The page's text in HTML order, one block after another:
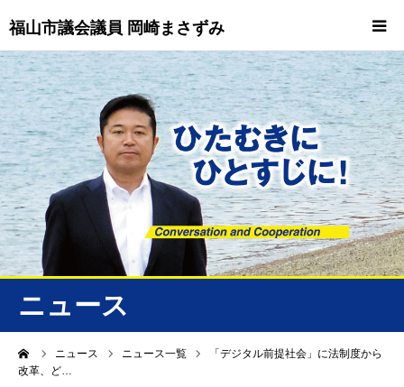
福山市議会議員 岡崎まさずみ
ニュース
ニュース ニュース一覧
「デジタル前提社会」に法制度から
改革、ど…
HOME
重要情報
プロフィール
ニュース/トピックス
ニュース